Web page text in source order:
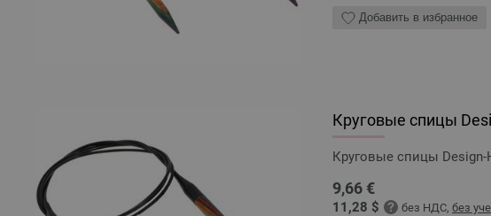
Добавить в избранное
Круговые спицы
Круговые спицы
9,66 €
11,28 $ без НДС, без